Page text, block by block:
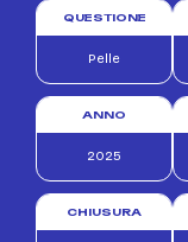
QUESTIONE
Pelle
ANNO
2025
CHIUSURA